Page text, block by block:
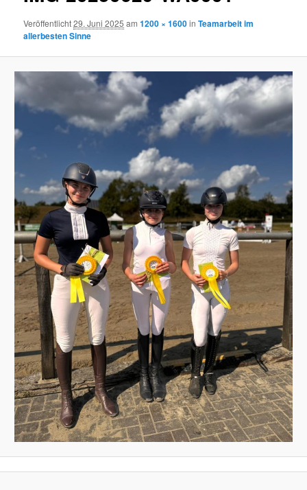
Veröffentlicht29. Juni 2025 am1200 × 1600inTeamarbeit im
allerbesten Sinne